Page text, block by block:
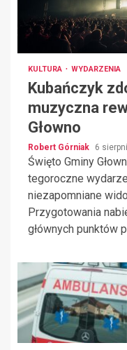
KULTURA WYDARZENIA
Kubańczyk
muzyczna
Głowno
Robert Górniak 6
Święto Gminy
tegoroczne
niezapomniane
Przygotowania
głównych punktów